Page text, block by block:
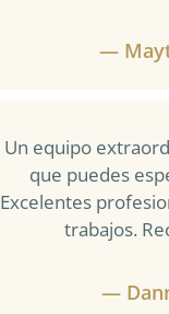
—
Un equipo
que puedes
Excelentes
trabajos.
—